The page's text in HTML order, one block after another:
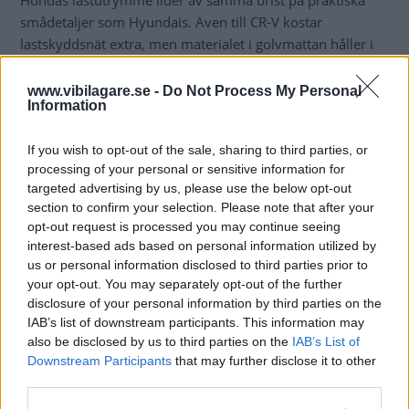
www.vibilagare.se - Do Not Process My Personal
Information
If you wish to opt-out of the sale, sharing to third parties, or
processing of your personal or sensitive information for
targeted advertising by us, please use the below opt-out
section to confirm your selection. Please note that after your
opt-out request is processed you may continue seeing
interest-based ads based on personal information utilized by
us or personal information disclosed to third parties prior to
your opt-out. You may separately opt-out of the further
disclosure of your personal information by third parties on the
IAB’s list of downstream participants. This information may
also be disclosed by us to third parties on the IAB’s List of
Downstream Participants that may further disclose it to other
smådetaljer som Hyundais. Även till CR-V kostar
lastskyddsnät extra, men materialet i golvmattan håller i
delas av på höjden, med hjälp av det dubbla lastgolvet.
än Hondan att köpa, har klart lägre servicekostnader och
är något snålare på bränsle. Sammantaget betyder det,
enligt våra kalkyler, att ägandekostnaderna blir cirka två
kronor lägre per mil.
Man ska heller inte glömma bort Hyundais generösa
garantipaket, med fem års nybilsgaranti och fem års
vägassistans. Även rostskyddet är bättre på Hyundai,
vilket är gynnsamt för den som tänker ha bilen länge.
Säkerhetsmässigt är nya ix35 än så länge ett oskrivet blad,
eftersom den inte har krocktestats av Euro NCAP. Hondan